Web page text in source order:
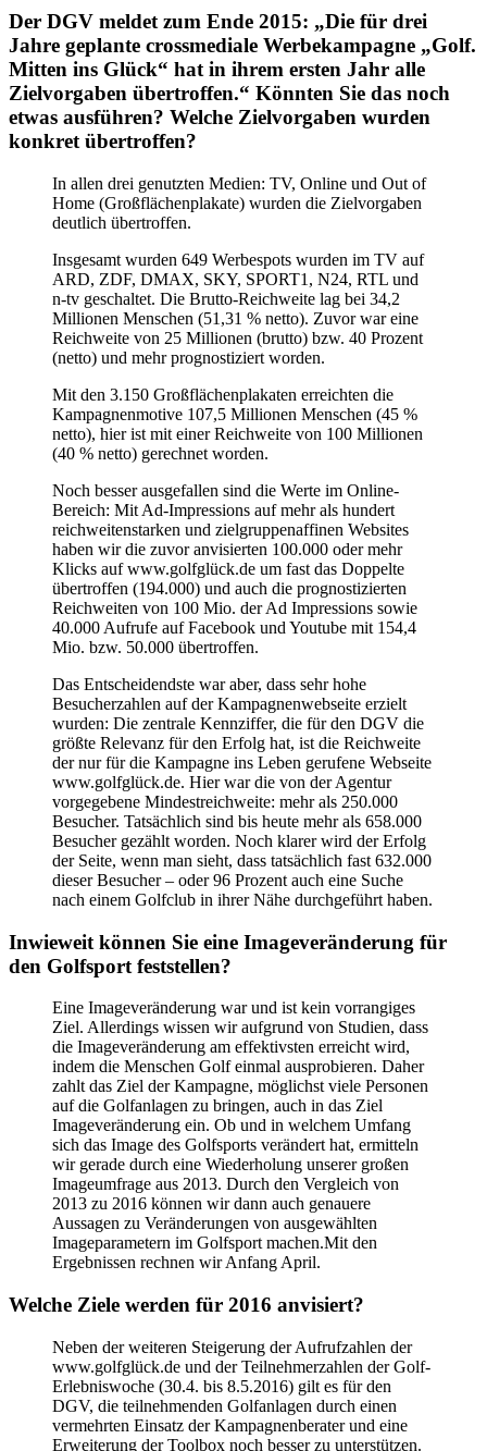
Der DGV meldet zum Ende 2015: „Die für drei
Jahre geplante crossmediale Werbekampagne „Golf.
Mitten ins Glück“ hat in ihrem ersten Jahr alle
Zielvorgaben übertroffen.“ Könnten Sie das noch
etwas ausführen? Welche Zielvorgaben wurden
konkret übertroffen?
In allen drei genutzten Medien: TV, Online und Out of
Home (Großflächenplakate) wurden die Zielvorgaben
deutlich übertroffen.
Insgesamt wurden 649 Werbespots wurden im TV auf
ARD, ZDF, DMAX, SKY, SPORT1, N24, RTL und
n-tv geschaltet. Die Brutto-Reichweite lag bei 34,2
Millionen Menschen (51,31 % netto). Zuvor war eine
Reichweite von 25 Millionen (brutto) bzw. 40 Prozent
(netto) und mehr prognostiziert worden.
Mit den 3.150 Großflächenplakaten erreichten die
Kampagnenmotive 107,5 Millionen Menschen (45 %
netto), hier ist mit einer Reichweite von 100 Millionen
(40 % netto) gerechnet worden.
Noch besser ausgefallen sind die Werte im Online-
Bereich: Mit Ad-Impressions auf mehr als hundert
reichweitenstarken und zielgruppenaffinen Websites
haben wir die zuvor anvisierten 100.000 oder mehr
Klicks auf www.golfglück.de um fast das Doppelte
übertroffen (194.000) und auch die prognostizierten
Reichweiten von 100 Mio. der Ad Impressions sowie
40.000 Aufrufe auf Facebook und Youtube mit 154,4
Mio. bzw. 50.000 übertroffen.
Das Entscheidendste war aber, dass sehr hohe
Besucherzahlen auf der Kampagnenwebseite erzielt
wurden: Die zentrale Kennziffer, die für den DGV die
größte Relevanz für den Erfolg hat, ist die Reichweite
der nur für die Kampagne ins Leben gerufene Webseite
www.golfglück.de. Hier war die von der Agentur
vorgegebene Mindestreichweite: mehr als 250.000
Besucher. Tatsächlich sind bis heute mehr als 658.000
Besucher gezählt worden. Noch klarer wird der Erfolg
der Seite, wenn man sieht, dass tatsächlich fast 632.000
dieser Besucher – oder 96 Prozent auch eine Suche
nach einem Golfclub in ihrer Nähe durchgeführt haben.
Inwieweit können Sie eine Imageveränderung für
den Golfsport feststellen?
Eine Imageveränderung war und ist kein vorrangiges
Ziel. Allerdings wissen wir aufgrund von Studien, dass
die Imageveränderung am effektivsten erreicht wird,
indem die Menschen Golf einmal ausprobieren. Daher
zahlt das Ziel der Kampagne, möglichst viele Personen
auf die Golfanlagen zu bringen, auch in das Ziel
Imageveränderung ein. Ob und in welchem Umfang
sich das Image des Golfsports verändert hat, ermitteln
wir gerade durch eine Wiederholung unserer großen
Imageumfrage aus 2013. Durch den Vergleich von
2013 zu 2016 können wir dann auch genauere
Aussagen zu Veränderungen von ausgewählten
Imageparametern im Golfsport machen.Mit den
Ergebnissen rechnen wir Anfang April.
Welche Ziele werden für 2016 anvisiert?
Neben der weiteren Steigerung der Aufrufzahlen der
www.golfglück.de und der Teilnehmerzahlen der Golf-
Erlebniswoche (30.4. bis 8.5.2016) gilt es für den
DGV, die teilnehmenden Golfanlagen durch einen
vermehrten Einsatz der Kampagnenberater und eine
Erweiterung der Toolbox noch besser zu unterstützen.